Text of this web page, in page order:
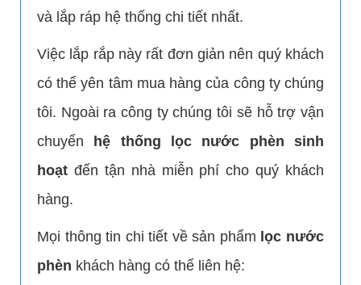
và lắp ráp hệ thống chi tiết nhất.
Việc lắp rắp này rất đơn giản nên quý khách
có thể yên tâm mua hàng của công ty chúng
tôi. Ngoài ra công ty chúng tôi sẽ hỗ trợ vận
chuyển hệ thống lọc nước phèn sinh
hoạt đến tận nhà miễn phí cho quý khách
hàng.
Mọi thông tin chi tiết về sản phẩm lọc nước
phèn khách hàng có thể liên hệ:
LẮP ĐẶT HỆ THỐNG LỌC NƯỚC PHÈN